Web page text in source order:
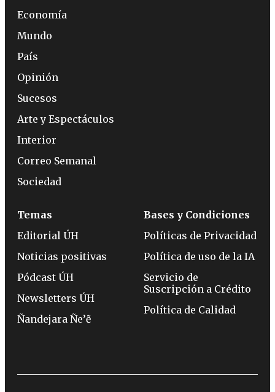
Economía
Mundo
País
Opinión
Sucesos
Arte y Espectáculos
Interior
Correo Semanal
Sociedad
Temas
Editorial ÚH
Noticias positivas
Pódcast ÚH
Newsletters ÚH
Ñandejara Ñe’ẽ
Bases y Condiciones
Políticas de Privacidad
Política de uso de la IA
Servicio de
Suscripción a Crédito
Política de Calidad